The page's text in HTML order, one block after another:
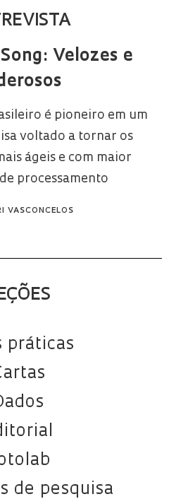
Velozes e
é pioneiro em um
voltado a tornar os
ágeis e com maior
processamento
VASCONCELOS
práticas
de pesquisa